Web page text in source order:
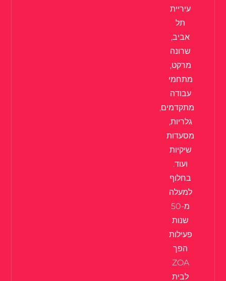
עיריית
תל
אביב,
שרונה
מרקט,
מתחמי
עבודה
מתקדמים,
גלריות,
מסעדות
שיקיות
ועוד.
בחלוף
למעלה
מ-50
שנות
פעילות
הפך
ZOA
לבית